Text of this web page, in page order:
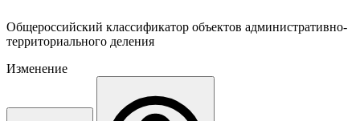
Общероссийский классификатор объектов административно-
территориального деления
Изменение